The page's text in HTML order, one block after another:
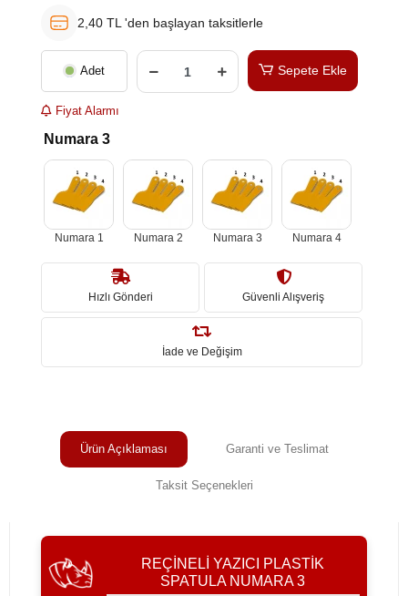
2,40 TL 'den başlayan taksitlerle
Adet Sepete Ekle
Fiyat Alarmı
Numara 3
Numara 1 Numara 2 Numara 3 Numara 4
Hızlı Gönderi Güvenli Alışveriş
İade ve Değişim
Ürün Açıklaması Garanti ve Teslimat
Taksit Seçenekleri
REÇINELI YAZICI PLASTIK
SPATULA NUMARA 3